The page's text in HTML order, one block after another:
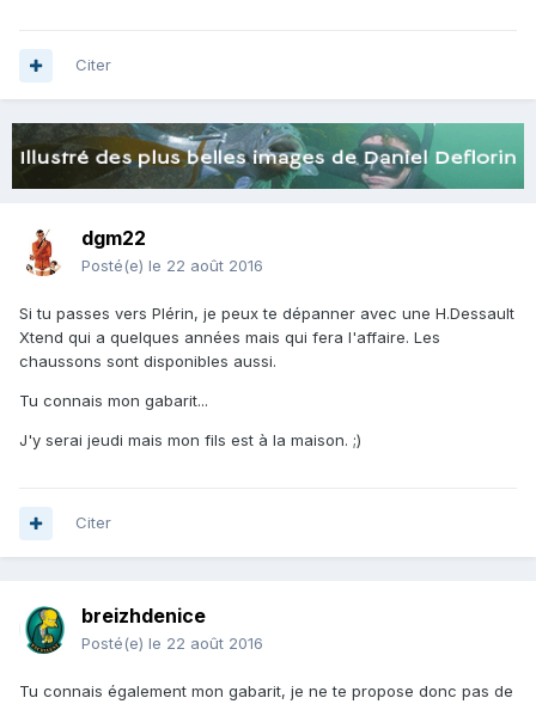
Citer
dgm22
Posté(e) le 22 août 2016
Si tu passes vers Plérin, je peux te dépanner avec une H.Dessault
Xtend qui a quelques années mais qui fera l'affaire. Les
chaussons sont disponibles aussi.
Tu connais mon gabarit...
J'y serai jeudi mais mon fils est à la maison. ;)
Citer
breizhdenice
Posté(e) le 22 août 2016
Tu connais également mon gabarit, je ne te propose donc pas de